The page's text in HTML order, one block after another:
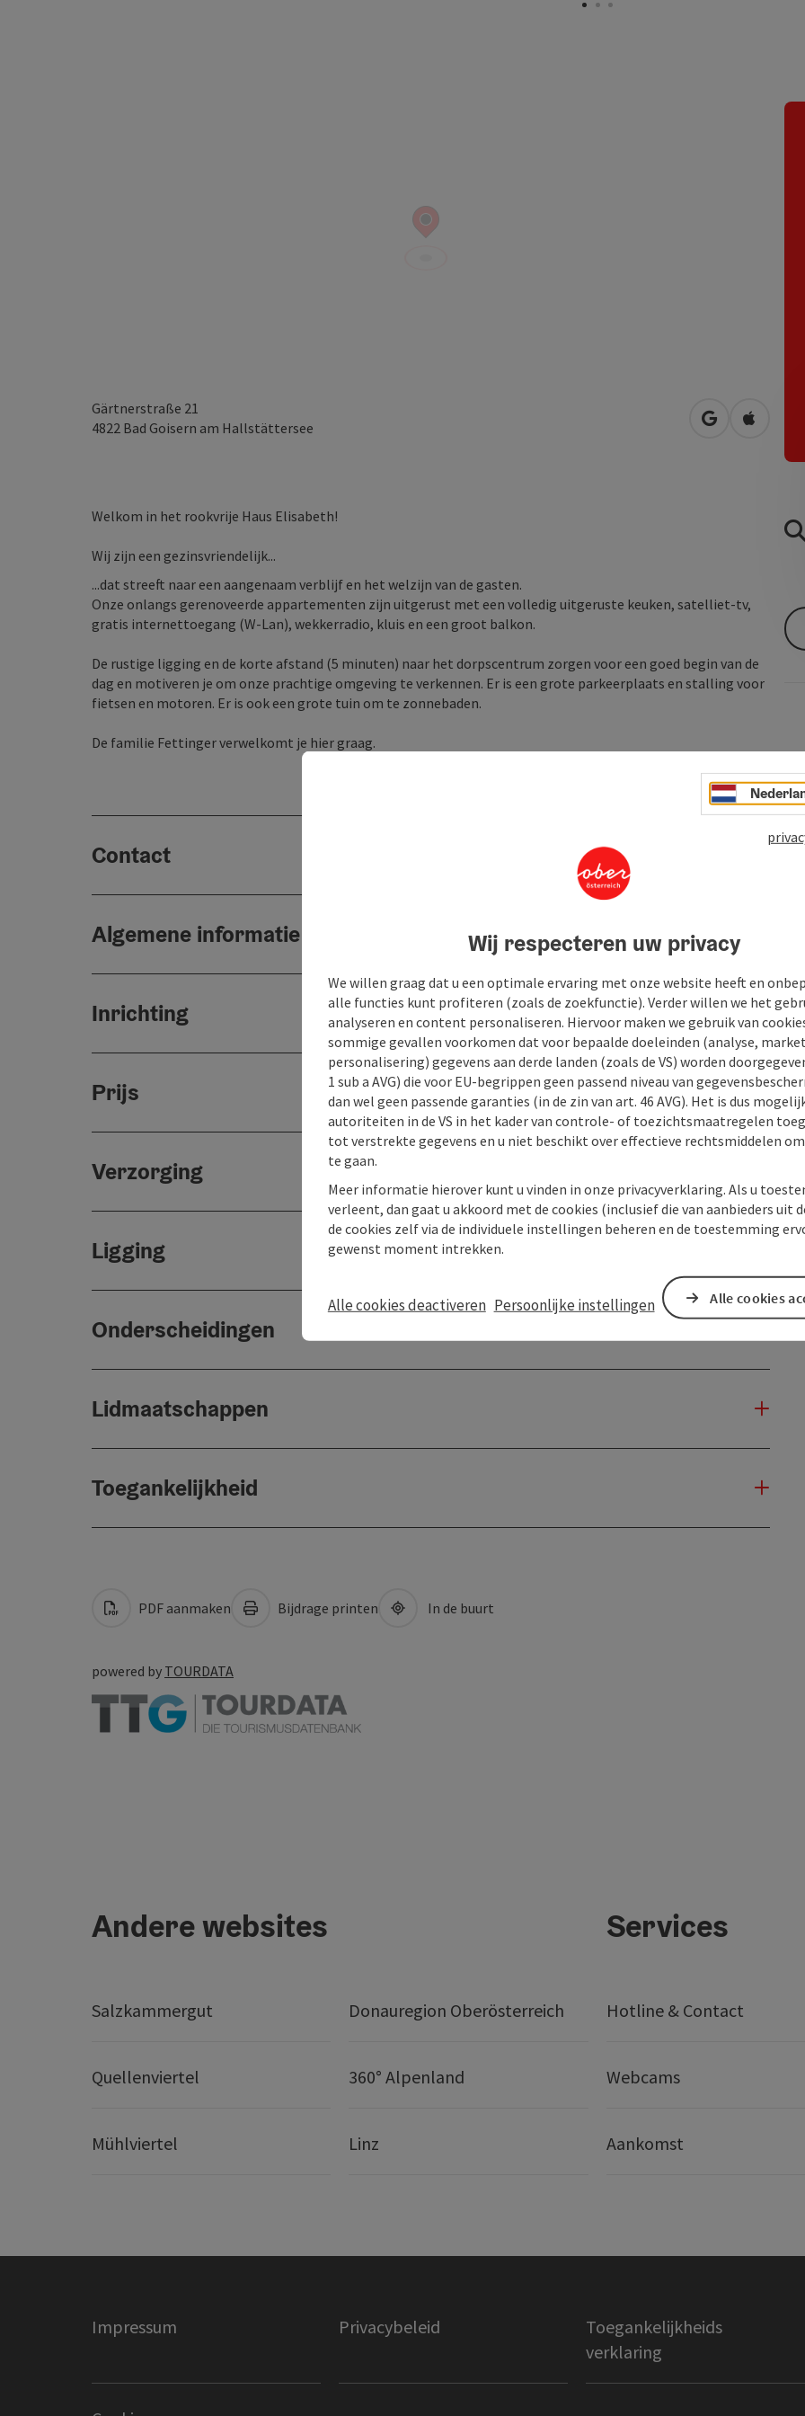
Gärtnerstraße 21
4822 Bad Goisern am Hallstättersee Openen inOpenen
Welkom in het rookvrije Haus Elisabeth!
Wij zijn een gezinsvriendelijk...
...dat streeft naar een aangenaam verblijf en het welzijn van de gasten.
Onze onlangs gerenoveerde appartementen zijn uitgerust met een volledig uitgeruste keuken, satelliet-tv,
gratis internettoegang (W-Lan), wekkerradio, kluis en een groot balkon.
De rustige ligging en de korte afstand (5 minuten) naar het dorpscentrum zorgen voor een goed begin van de
dag en motiveren je om onze prachtige omgeving te verkennen. Er is een grote parkeerplaats en stalling voor
fietsen en motoren. Er is ook een grote tuin om te zonnebaden.
De familie Fettinger verwelkomt je hier graag.
Contact
Algemene informatie
Inrichting
Prijs
Verzorging
Ligging
Onderscheidingen
Lidmaatschappen
Toegankelijkheid
PDF aanmaken Bijdrage printen In de buurt
powered by TOURDATA
Andere websites
Salzkammergut Donauregion Oberösterreich
Quellenviertel 360° Alpenland
Mühlviertel Linz
Services
Hotline & Contact
Webcams
Aankomst
Impressum Privacybeleid
Toegankelijkheids
verklaring
Wij respecteren uw privacy
We willen graag dat u een optimale ervaring met onze website heeft en
alle functies kunt profiteren (zoals de zoekfunctie). Verder willen we het
analyseren en content personaliseren. Hiervoor maken we gebruik van
sommige gevallen voorkomen dat voor bepaalde doeleinden (analyse,
personalisering) gegevens aan derde landen (zoals de VS) worden
1 sub a AVG) die voor EU-begrippen geen passend niveau van
dan wel geen passende garanties (in de zin van art. 46 AVG). Het is dus
autoriteiten in de VS in het kader van controle- of toezichtsmaatregelen
tot verstrekte gegevens en u niet beschikt over effectieve rechtsmiddelen
te gaan.
Meer informatie hierover kunt u vinden in onze privacyverklaring. Als u
verleent, dan gaat u akkoord met de cookies (inclusief die van aanbieders uit
de cookies zelf via de individuele instellingen beheren en de toestemming
gewenst moment intrekken.
Alle cookies deactiveren Persoonlijke instellingen Alle cookies